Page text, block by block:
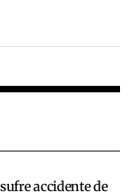
accidente de